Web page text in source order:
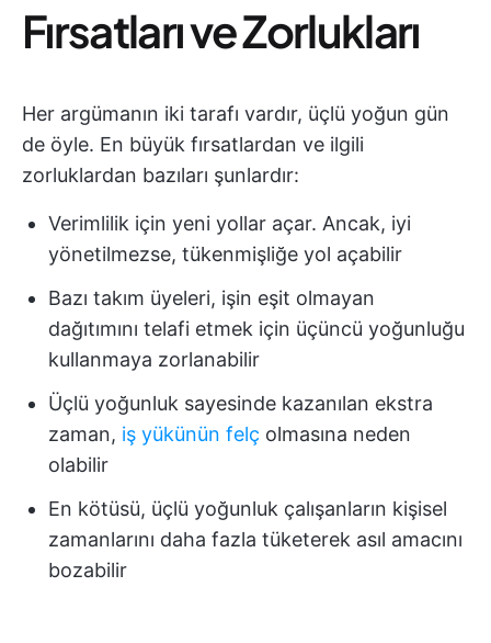
Fırsatları ve Zorlukları
Her argümanın iki tarafı vardır, üçlü yoğun gün
de öyle. En büyük fırsatlardan ve ilgili
zorluklardan bazıları şunlardır:
Verimlilik için yeni yollar açar. Ancak, iyi
yönetilmezse, tükenmişliğe yol açabilir
Bazı takım üyeleri, işin eşit olmayan
dağıtımını telafi etmek için üçüncü yoğunluğu
kullanmaya zorlanabilir
Üçlü yoğunluk sayesinde kazanılan ekstra
zaman, iş yükünün felç olmasına neden
olabilir
En kötüsü, üçlü yoğunluk çalışanların kişisel
zamanlarını daha fazla tüketerek asıl amacını
bozabilir